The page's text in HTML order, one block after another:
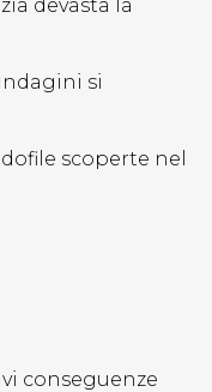
devasta la
si
scoperte nel
conseguenze